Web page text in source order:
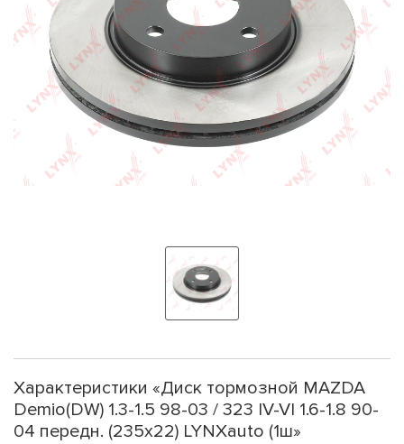
Характеристики «Диск тормозной MAZDA
Demio(DW) 1.3-1.5 98-03 / 323 IV-VI 1.6-1.8 90-
04 передн. (235x22) LYNXauto (1ш»